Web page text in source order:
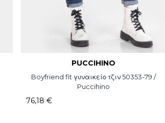
PUCCIHINO
Boyfriend fit γυναικείο τζιν 50353-79 /
Puccihino
76,18 €